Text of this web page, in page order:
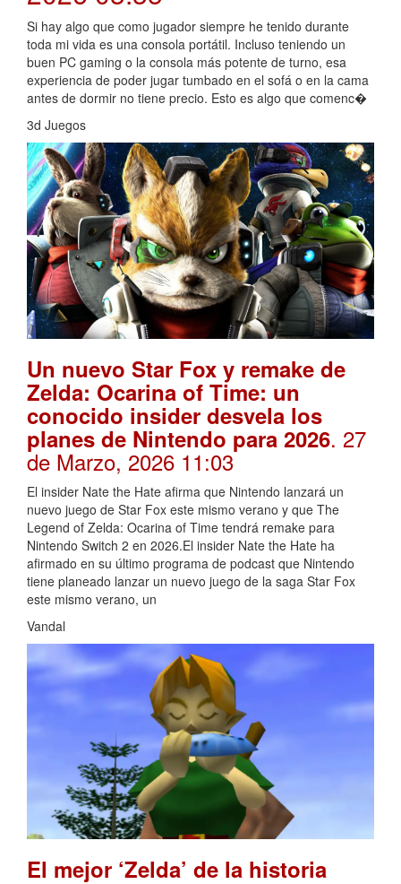
Si hay algo que como jugador siempre he tenido durante
toda mi vida es una consola portátil. Incluso teniendo un
buen PC gaming o la consola más potente de turno, esa
experiencia de poder jugar tumbado en el sofá o en la cama
antes de dormir no tiene precio. Esto es algo que comenc�
3d Juegos
Un nuevo Star Fox y remake de
Zelda: Ocarina of Time: un
conocido insider desvela los
planes de Nintendo para 2026. 27
de Marzo, 2026 11:03
El insider Nate the Hate afirma que Nintendo lanzará un
nuevo juego de Star Fox este mismo verano y que The
Legend of Zelda: Ocarina of Time tendrá remake para
Nintendo Switch 2 en 2026.El insider Nate the Hate ha
afirmado en su último programa de podcast que Nintendo
tiene planeado lanzar un nuevo juego de la saga Star Fox
este mismo verano, un
Vandal
El mejor ‘Zelda’ de la historia